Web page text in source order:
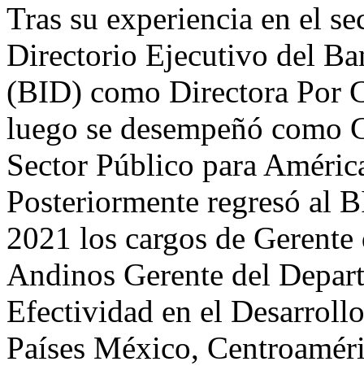
Tras su experiencia en el
Directorio Ejecutivo del
(BID) como Directora Por
luego se desempeñó como
Sector Público para
Posteriormente regresó al
2021 los cargos de
Andinos Gerente del
Efectividad en el
Países México,